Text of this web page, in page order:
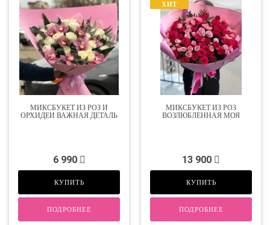
МИКСБУКЕТ ИЗ РОЗ И
ОРХИДЕИ ВАЖНАЯ ДЕТАЛЬ
6 990
КУПИТЬ
ПОДРОБНЕЕ
ХИТ
МИКСБУКЕТ ИЗ РОЗ
ВОЗЛЮБЛЕННАЯ МОЯ
13 900
КУПИТЬ
ПОДРОБНЕЕ